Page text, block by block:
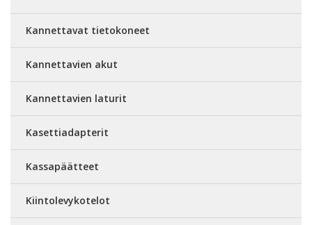
Kannettavat tietokoneet
Kannettavien akut
Kannettavien laturit
Kasettiadapterit
Kassapäätteet
Kiintolevykotelot